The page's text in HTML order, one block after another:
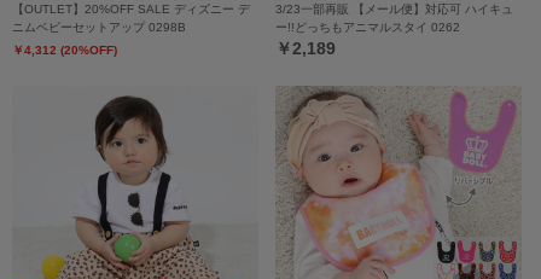
【OUTLET】20%OFF SALE ディズニー デ
ニムベビーセットアップ 0298B
￥4,312 (20%OFF)
3/23一部再販 【メール便】対応可 ハイキュ
ー!!どっちもアニマルスタイ 0262
￥2,189